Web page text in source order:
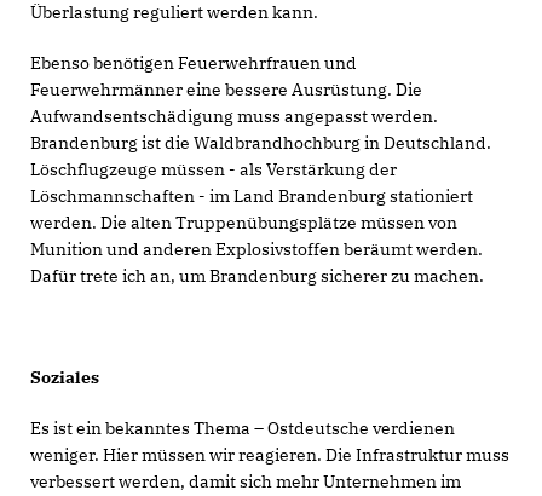
Überlastung reguliert werden kann.
Ebenso benötigen Feuerwehrfrauen und
Feuerwehrmänner eine bessere Ausrüstung. Die
Aufwandsentschädigung muss angepasst werden.
Brandenburg ist die Waldbrandhochburg in Deutschland.
Löschflugzeuge müssen - als Verstärkung der
Löschmannschaften - im Land Brandenburg stationiert
werden. Die alten Truppenübungsplätze müssen von
Munition und anderen Explosivstoffen beräumt werden.
Dafür trete ich an, um Brandenburg sicherer zu machen.
Soziales
Es ist ein bekanntes Thema – Ostdeutsche verdienen
weniger. Hier müssen wir reagieren. Die Infrastruktur muss
verbessert werden, damit sich mehr Unternehmen im